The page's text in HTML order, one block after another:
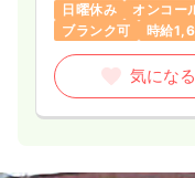
日曜休み
オンコー
ブランク可
時給
気になる